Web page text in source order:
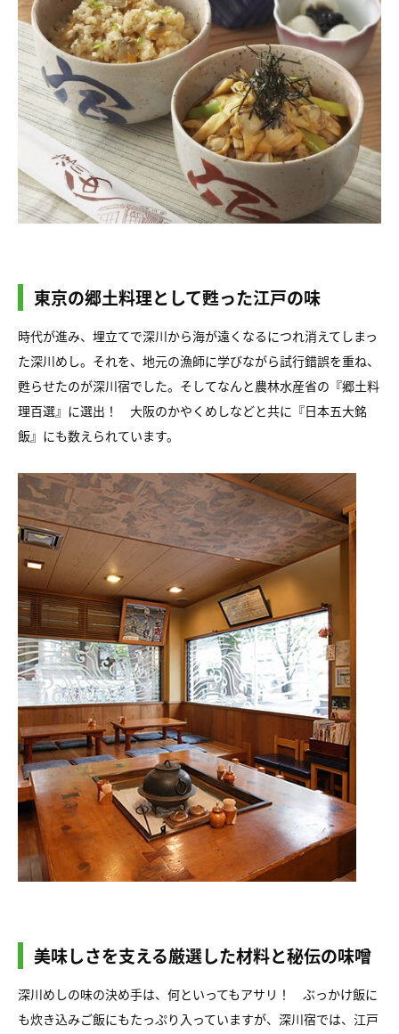
東京の郷土料理として甦った江戸の味
時代が進み、埋立てで深川から海が遠くなるにつれ消えてしまっ
た深川めし。それを、地元の漁師に学びながら試行錯誤を重ね、
甦らせたのが深川宿でした。そしてなんと農林水産省の『郷土料
理百選』に選出！ 大阪のかやくめしなどと共に『日本五大銘
飯』にも数えられています。
美味しさを支える厳選した材料と秘伝の味噌
深川めしの味の決め手は、何といってもアサリ！ ぶっかけ飯に
も炊き込みご飯にもたっぷり入っていますが、深川宿では、江戸